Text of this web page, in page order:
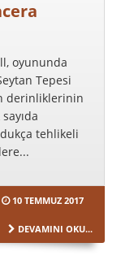
oyununda
Tepesi
derinliklerinin
tehlikeli
10 TEMMUZ 2017
DEVAMINI OKU...